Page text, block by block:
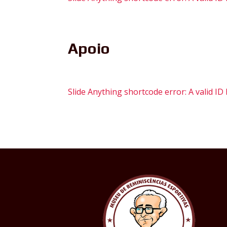
Apoio
Slide Anything shortcode error: A valid